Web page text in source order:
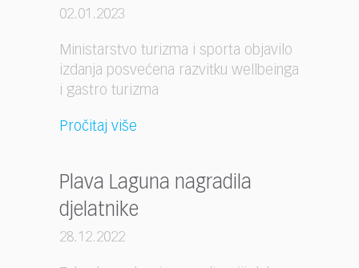
02.01.2023
Ministarstvo turizma i sporta objavilo
izdanja posvećena razvitku wellbeinga
i gastro turizma
Pročitaj više
Plava Laguna nagradila
djelatnike
28.12.2022